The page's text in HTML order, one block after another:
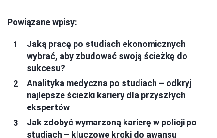
Powiązane wpisy:
Jaką pracę po studiach ekonomicznych
wybrać, aby zbudować swoją ścieżkę do
sukcesu?
Analityka medyczna po studiach – odkryj
najlepsze ścieżki kariery dla przyszłych
ekspertów
Jak zdobyć wymarzoną karierę w policji po
studiach – kluczowe kroki do awansu